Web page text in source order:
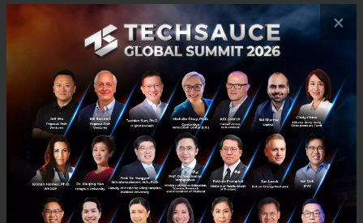
8. Quantum simulation for drug discovery
ใช้ควอนตัมจำลองโมเลกุลเร่งค้นหายา
Quantum simulation for drug discovery คือการใช้
คอมพิวเตอร์ควอนตัมช่วยจำลองพฤติกรรมของโมเลกุล
เพื่อเร่งกระบวนการค้นหาและออกแบบยา
โจทย์ของการค้นหายาคือ โมเลกุลในร่างกายไม่ได้อยู่นิ่ง
โปรตีนหนึ่งตัวอาจมีอะตอมนับพันที่เคลื่อนไหวและทำ
×